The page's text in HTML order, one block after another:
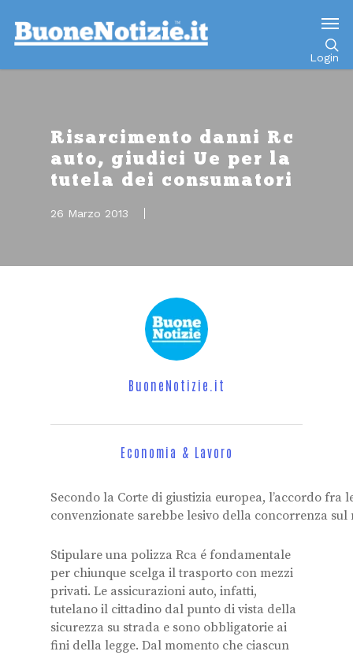
Login
Risarcimento danni Rc
auto, giudici Ue per la
tutela dei consumatori
26 Marzo 2013
BuoneNotizie.it
Economia & Lavoro
Secondo la Corte di giustizia europea, l’accordo fra
convenzionate sarebbe lesivo della concorrenza sul
Stipulare una polizza Rca é fondamentale
per chiunque scelga il trasporto con mezzi
privati. Le assicurazioni auto, infatti,
tutelano il cittadino dal punto di vista della
sicurezza su strada e sono obbligatorie ai
fini della legge. Dal momento che ciascun
Go to mobile version